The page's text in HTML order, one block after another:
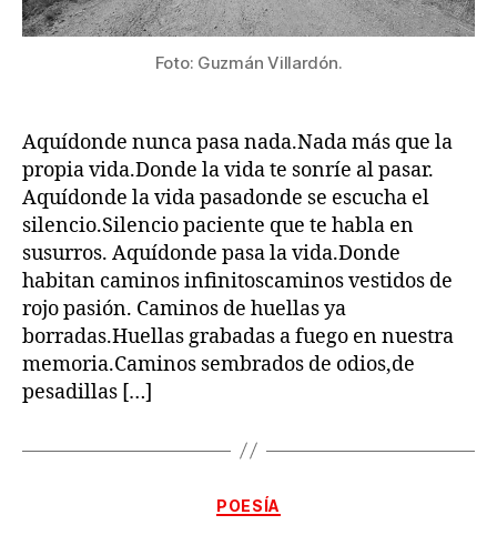
Foto: Guzmán Villardón.
Aquídonde nunca pasa nada.Nada más que la
propia vida.Donde la vida te sonríe al pasar.
Aquídonde la vida pasadonde se escucha el
silencio.Silencio paciente que te habla en
susurros. Aquídonde pasa la vida.Donde
habitan caminos infinitoscaminos vestidos de
rojo pasión. Caminos de huellas ya
borradas.Huellas grabadas a fuego en nuestra
memoria.Caminos sembrados de odios,de
pesadillas […]
Categorías
POESÍA